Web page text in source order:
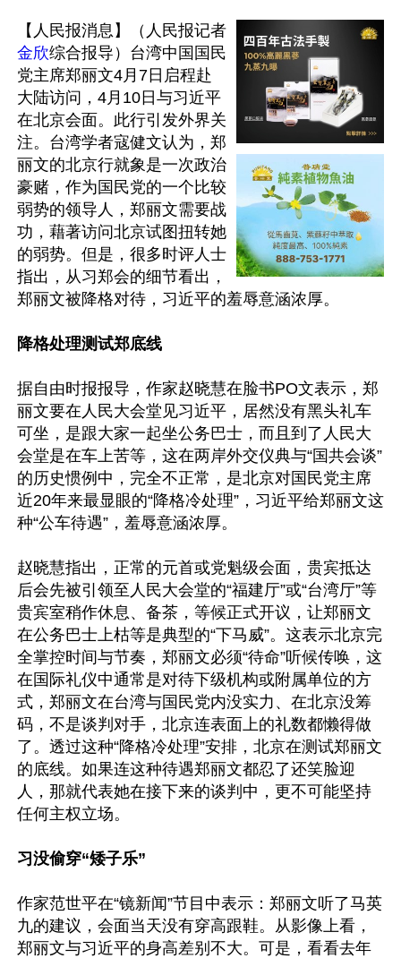
【人民报消息】（人民报记者
金欣综合报导）台湾中国国民
党主席郑丽文4月7日启程赴
大陆访问，4月10日与习近平
在北京会面。此行引发外界关
注。台湾学者寇健文认为，郑
丽文的北京行就象是一次政治
豪赌，作为国民党的一个比较
弱势的领导人，郑丽文需要战
功，藉著访问北京试图扭转她
的弱势。但是，很多时评人士
指出，从习郑会的细节看出，
郑丽文被降格对待，习近平的羞辱意涵浓厚。
降格处理测试郑底线
据自由时报报导，作家赵晓慧在脸书PO文表示，郑
丽文要在人民大会堂见习近平，居然没有黑头礼车
可坐，是跟大家一起坐公务巴士，而且到了人民大
会堂是在车上苦等，这在两岸外交仪典与“国共会谈”
的历史惯例中，完全不正常，是北京对国民党主席
近20年来最显眼的“降格冷处理”，习近平给郑丽文这
种“公车待遇”，羞辱意涵浓厚。
赵晓慧指出，正常的元首或党魁级会面，贵宾抵达
后会先被引领至人民大会堂的“福建厅”或“台湾厅”等
贵宾室稍作休息、备茶，等候正式开议，让郑丽文
在公务巴士上枯等是典型的“下马威”。这表示北京完
全掌控时间与节奏，郑丽文必须“待命”听候传唤，这
在国际礼仪中通常是对待下级机构或附属单位的方
式，郑丽文在台湾与国民党内没实力、在北京没筹
码，不是谈判对手，北京连表面上的礼数都懒得做
了。透过这种“降格冷处理”安排，北京在测试郑丽文
的底线。如果连这种待遇郑丽文都忍了还笑脸迎
人，那就代表她在接下来的谈判中，更不可能坚持
任何主权立场。
习没偷穿“矮子乐”
作家范世平在“镜新闻”节目中表示：郑丽文听了马英
九的建议，会面当天没有穿高跟鞋。从影像上看，
郑丽文与习近平的身高差别不大。可是，看看去年